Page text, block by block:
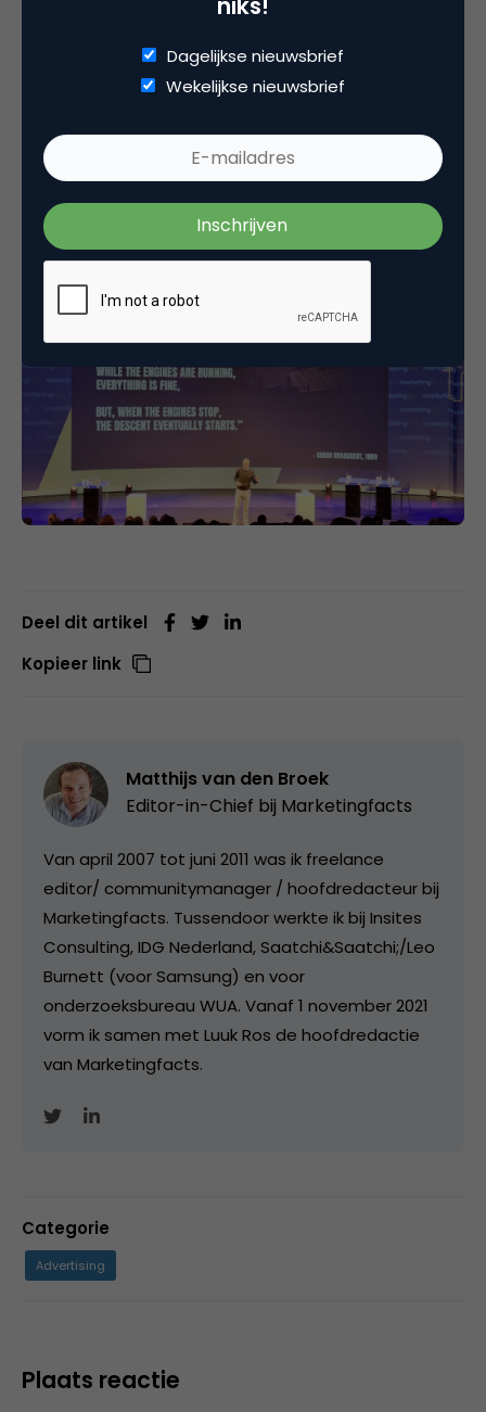
gaan doen), maar wees gewoon
kijk enorm uit met prijspromoties, want daar kom je
niet meer vanaf, stelt Rijks. Prijspromoties zie je
ieder jaar terug, ze gaan nooit meer weg. Rijks:
“Prijspromotie is als heroine: knettergevaarlijk.” Je
opboksen…
Deel dit artikel
Kopieer link
Matthijs van den Broek
Editor-in-Chief bij Marketingfacts
Van april 2007 tot juni 2011 was ik freelance
editor/ communitymanager / hoofdredacteur bij
Marketingfacts. Tussendoor werkte ik bij Insites
Consulting, IDG Nederland, Saatchi&Saatchi;/Leo
Burnett (voor Samsung) en voor
onderzoeksbureau WUA. Vanaf 1 november 2021
vorm ik samen met Luuk Ros de hoofdredactie
van Marketingfacts.
Categorie
Advertising
Plaats reactie
Dagelijkse nieuwsbrief
Wekelijkse nieuwsbrief